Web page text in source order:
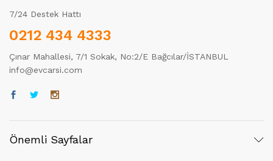
7/24 Destek Hattı
0212 434 4333
Çınar Mahallesi, 7/1 Sokak, No:2/E Bağcılar/İSTANBUL
info@evcarsi.com
Önemli Sayfalar